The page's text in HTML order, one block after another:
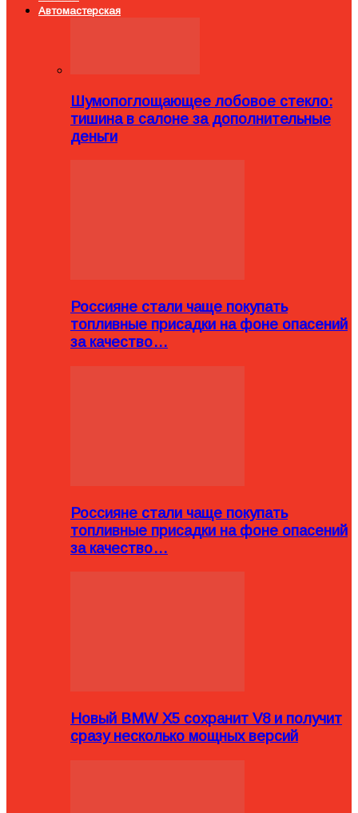
Автомастерская
Шумопоглощающее лобовое стекло:
тишина в салоне за дополнительные
деньги
Россияне стали чаще покупать
топливные присадки на фоне опасений
за качество…
Россияне стали чаще покупать
топливные присадки на фоне опасений
за качество…
Новый BMW X5 сохранит V8 и получит
сразу несколько мощных версий